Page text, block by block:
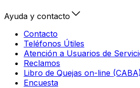
Ayuda y contacto
Contacto
Teléfonos Útiles
Atención a Usuarios de
Reclamos
Libro de Quejas on-line
Encuesta